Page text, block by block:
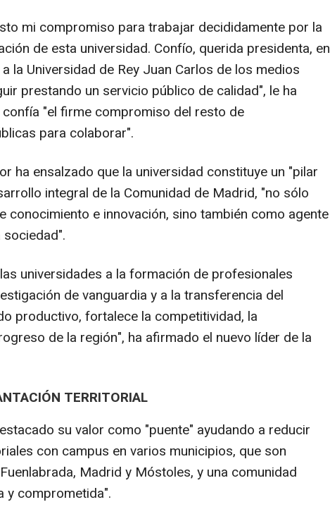
mi compromiso para trabajar decididamente por la
de esta universidad. Confío, querida presidenta, en
la Universidad de Rey Juan Carlos de los medios
prestando un servicio público de calidad", le ha
confía "el firme compromiso del resto de
para colaborar".
ha ensalzado que la universidad constituye un "pilar
integral de la Comunidad de Madrid, "no sólo
conocimiento e innovación, sino también como agente
universidades a la formación de profesionales
de vanguardia y a la transferencia del
productivo, fortalece la competitividad, la
de la región", ha afirmado el nuevo líder de la
TERRITORIAL
su valor como "puente" ayudando a reducir
con campus en varios municipios, que son
Madrid y Móstoles, y una comunidad
y comprometida".